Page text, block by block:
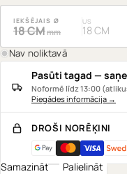
IEKŠĒJAIS Ø
18 CMmm
US
18 CM
Nav noliktavā
Pasūti tagad —
Noformē līdz 13:00
Piegādes informācija →
DROŠI NORĒĶINI
Samazināt
Palielināt